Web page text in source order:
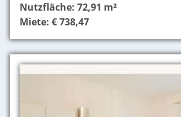
Nutzfläche: 72,91 m²
Miete: € 738,47